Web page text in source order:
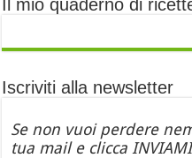
Il mio quaderno di
Iscriviti alla newsletter
Se non vuoi perdere
tua mail e clicca